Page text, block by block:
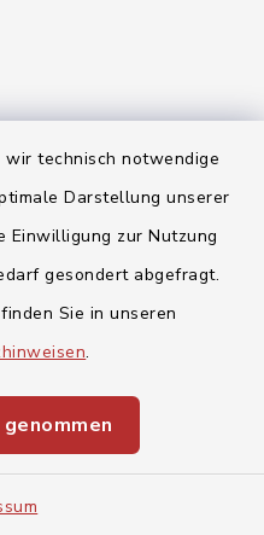
technisch notwendige
Darstellung unserer
Einwilligung zur Nutzung
gesondert abgefragt.
Sie in unseren
.